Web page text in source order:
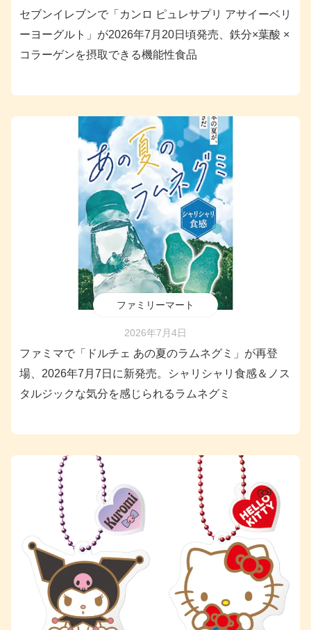
セブンイレブンで「カンロ ピュレサプリ アサイーベリ
ーヨーグルト」が2026年7月20日頃発売、鉄分×葉酸 ×
コラーゲンを摂取できる機能性食品
ファミリーマート
2026年7月4日
ファミマで「ドルチェ あの夏のラムネグミ」が再登
場、2026年7月7日に新発売。シャリシャリ食感＆ノス
タルジックな気分を感じられるラムネグミ